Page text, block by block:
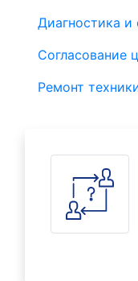
Диагностика и
Согласование
Ремонт